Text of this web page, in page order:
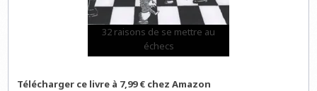
32 raisons de se mettre au
échecs
Télécharger ce livre à 7,99 € chez Amazon